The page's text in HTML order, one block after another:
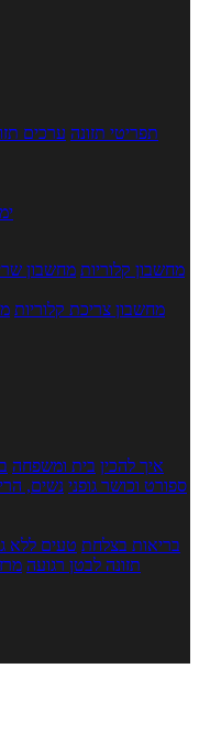
תפריטי תזונה ערכים
5
מחשבון קלוריות מחשבון
מחשבון צריכת קלוריות
איך להכין בית ומשפחה
ספורט וכושר גופני נשים,
בריאות בצלחת טעים ללא
תזונה לבטן רגועה